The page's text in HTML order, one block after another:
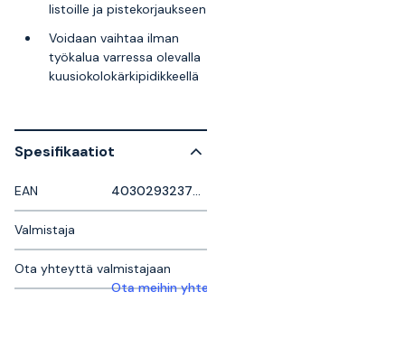
listoille ja pistekorjaukseen
Voidaan vaihtaa ilman
työkalua varressa olevalla
kuusiokolokärkipidikkeellä
Spesifikaatiot
EAN
Valmistaja
Ota yhteyttä valmistajaan
Ota meihin yhteyttä saadaksesi lisätietoja